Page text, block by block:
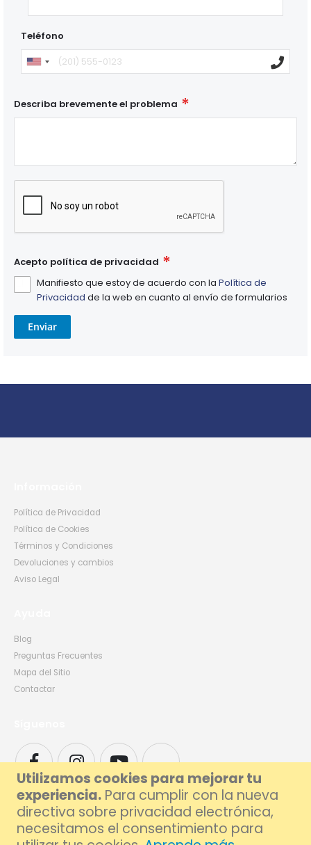
Utilizamos cookies para mejorar tu
experiencia. Para cumplir con la nueva
directiva sobre privacidad electrónica,
necesitamos el consentimiento para
Teléfono
Describa brevemente el problema
Acepto política de privacidad
Manifiesto que estoy de acuerdo con la Política de
Privacidad de la web en cuanto al envío de formularios
Enviar
Política de Privacidad
Política de Cookies
Términos y Condiciones
Devoluciones y cambios
Aviso Legal
Blog
Preguntas Frecuentes
Mapa del Sitio
Contactar